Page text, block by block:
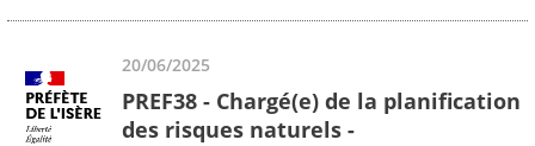
20/06/2025
PREF38 - Chargé(e) de la planification
des risques naturels -